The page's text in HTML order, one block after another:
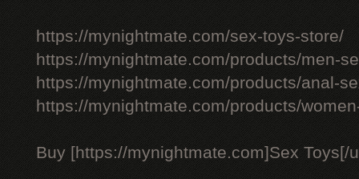
https://mynightmate.com/sex-toys-store/
https://mynightmate.com/products/men-
https://mynightmate.com/products/anal-
https://mynightmate.com/products/
Buy [https://mynightmate.com]Sex Toys[/